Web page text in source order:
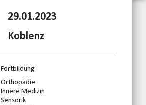
29.01.2023
Koblenz
Fortbildung
Orthopädie
Innere Medizin
Sensorik